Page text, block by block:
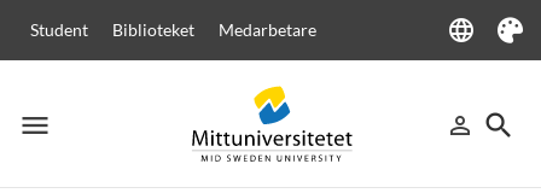
Student Biblioteket Medarbetare language
Language
Tema
menu
Meny person_outline
Logga in
search
Sök